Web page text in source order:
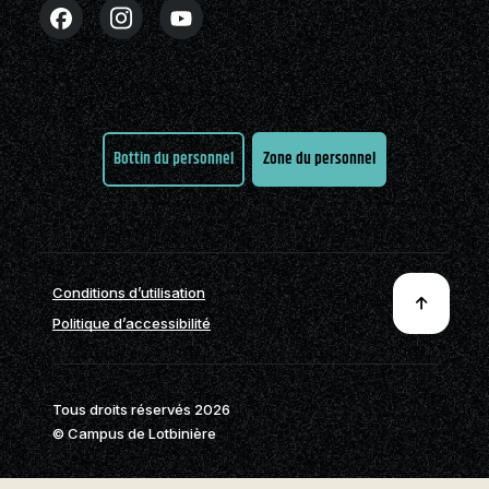
Actualités
Boutique
Partenaires
Foire aux
questions
Nous
joindre
Nouvelles
Nous joindre
Stages en alternance
travail-études (ATE)
À propos de la formation
générale
Annuaire des
programmes (PDF)
FAQ
Nous joindre
Cégépiens d’exception
Pavillon sportif
Bottin du personnel Zone du personnel
Conditions d’utilisation
Politique d’accessibilité
Tous droits réservés 2026
© Campus de Lotbinière